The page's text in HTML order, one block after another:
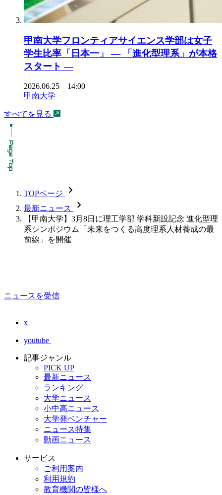
甲南大学フロンティアサイエンス学部は女子
学生比率「日本一」 ― 「進化型理系」が本格
スタート ―
2026.06.25 14:00
甲南大学
すべてを見る
TOPページ chevron_forward
最新ニュース chevron_forward
【甲南大学】3月8日に理工学部 学科新設記念 進化型理
系シンポジウム「未来をつくる高度理系人材養成の最
前線」を開催
ニュースを受信
x
youtube
記事ジャンル
PICK UP
最新ニュース
ランキング
大学ニュース
小中高ニュース
大学発ベンチャー
ニュース特集
動画ニュース
サービス
ご利用案内
利用規約
教育機関の皆様へ